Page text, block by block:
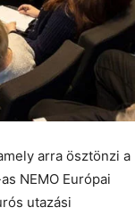
arra ösztönzi a
NEMO Európai
utazási